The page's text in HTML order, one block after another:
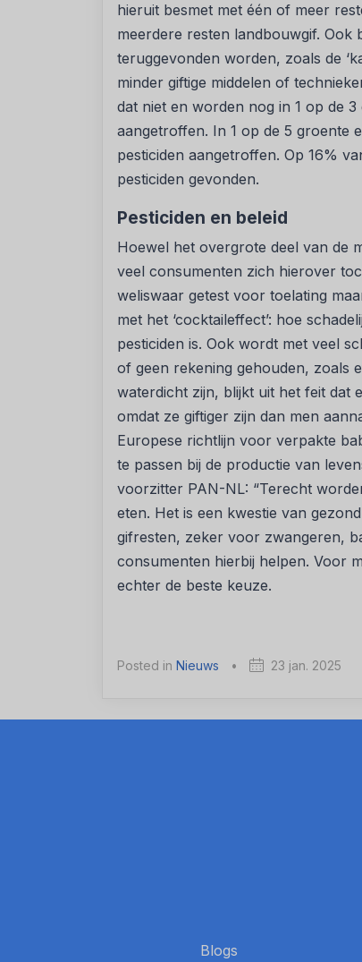
hieruit besmet met één of meer
meerdere resten landbouwgif. Ook
teruggevonden worden, zoals de
minder giftige middelen of
dat niet en worden nog in 1 op de
aangetroffen. In 1 op de 5 groente
pesticiden aangetroffen. Op 16%
pesticiden gevonden.
Pesticiden en beleid
Hoewel het overgrote deel van de
veel consumenten zich hierover
weliswaar getest voor toelating
met het ‘cocktaileffect’: hoe
pesticiden is. Ook wordt met veel
of geen rekening gehouden, zoals
waterdicht zijn, blijkt uit het feit dat
omdat ze giftiger zijn dan men
Europese richtlijn voor verpakte
te passen bij de productie van
voorzitter PAN-NL: “Terecht
eten. Het is een kwestie van
gifresten, zeker voor zwangeren,
consumenten hierbij helpen. Voor
echter de beste keuze.
Posted in Nieuws • 23 jan. 2025
Blogs